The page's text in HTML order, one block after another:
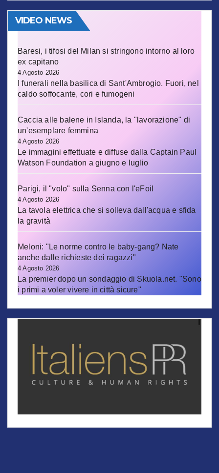
VIDEO NEWS
Baresi, i tifosi del Milan si stringono intorno al loro
ex capitano
4 Agosto 2026
I funerali nella basilica di Sant'Ambrogio. Fuori, nel
caldo soffocante, cori e fumogeni
Caccia alle balene in Islanda, la "lavorazione" di
un'esemplare femmina
4 Agosto 2026
Le immagini effettuate e diffuse dalla Captain Paul
Watson Foundation a giugno e luglio
Parigi, il "volo" sulla Senna con l'eFoil
4 Agosto 2026
La tavola elettrica che si solleva dall'acqua e sfida
la gravità
Meloni: "Le norme contro le baby-gang? Nate
anche dalle richieste dei ragazzi"
4 Agosto 2026
La premier dopo un sondaggio di Skuola.net. "Sono
i primi a voler vivere in città sicure"